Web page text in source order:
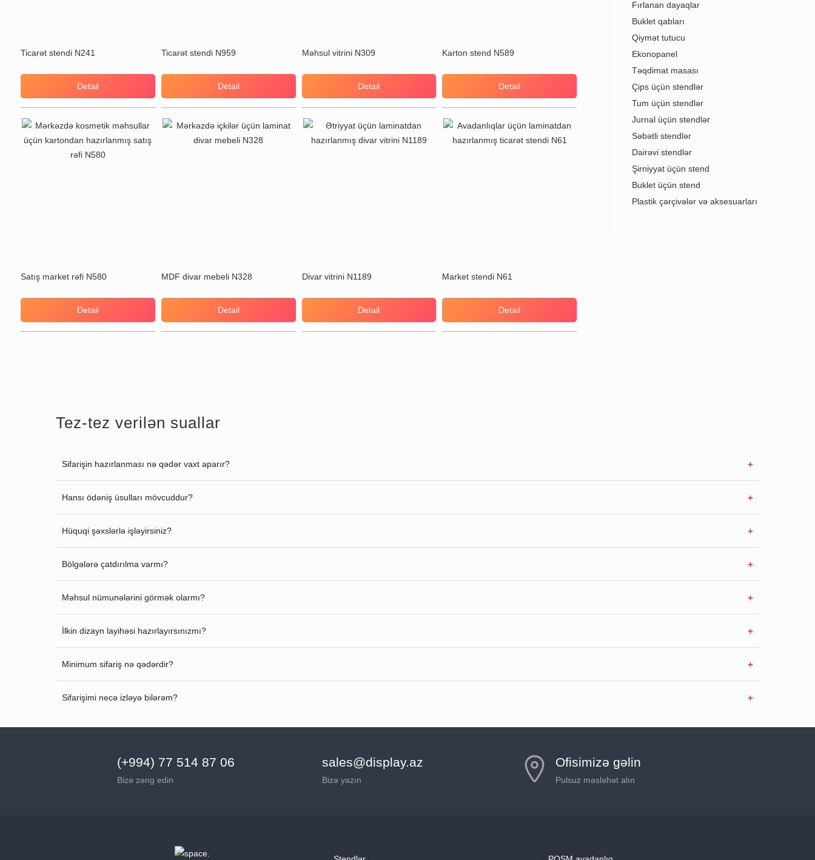
Ticarət stendi N241
Detail
Ticarət stendi N959
Detail
Məhsul vitrini N309
Detail
Karton stend N589
Detail
Satış market rəfi N580
Detail
MDF divar mebeli N328
Detail
Divar vitrini N1189
Detail
Market stendi N61
Detail
Fırlanan dayaqlar
Buklet qabları
Qiymət tutucu
Ekonopanel
Təqdimat masası
Çips üçün stendlər
Tum üçün stendlər
Jurnal üçün stendlər
Səbətli stendlər
Dairəvi stendlər
Şirniyyat üçün stend
Buklet üçün stend
Plastik çərçivələr və aksesuarları
Tez-tez verilən suallar
Sifarişin hazırlanması nə qədər vaxt aparır?
Hansı ödəniş üsulları mövcuddur?
Hüquqi şəxslərlə işləyirsiniz?
Bölgələrə çatdırılma varmı?
Məhsul nümunələrini görmək olarmı?
İlkin dizayn layihəsi hazırlayırsınızmı?
Minimum sifariş nə qədərdir?
Sifarişimi necə izləyə bilərəm?
(+994) 77 514 87 06
Bizə zəng edin
sales@display.az
Bizə yazın
Ofisimizə gəlin
Pulsuz məsləhət alın